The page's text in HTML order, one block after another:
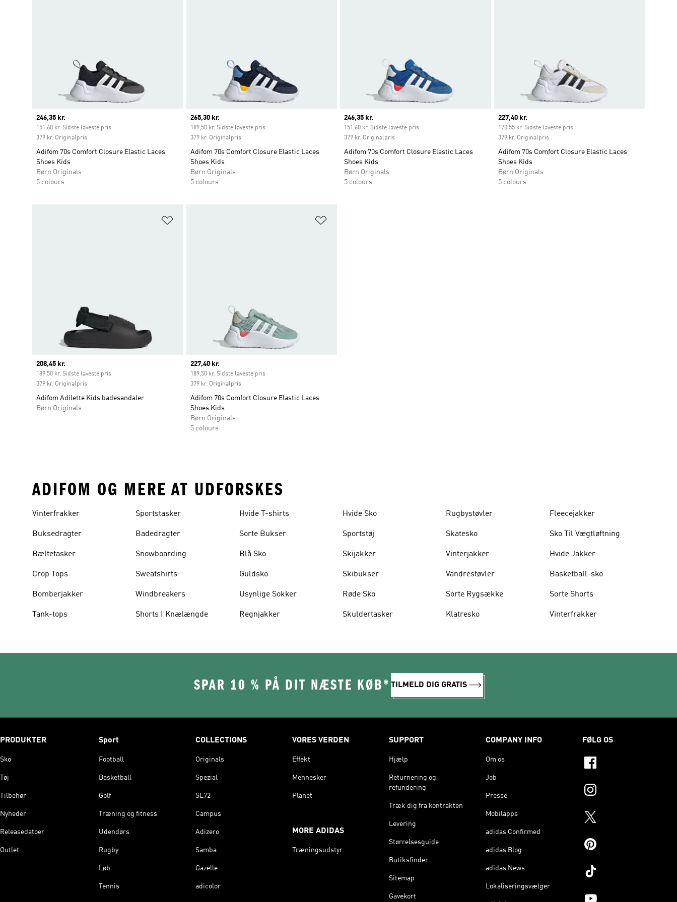
Current price
246,35 kr.
151,60 kr. Sidste laveste pris
379 kr. Originalpris
Adifom 70s Comfort Closure Elastic Laces
Shoes Kids
Børn Originals
5 colours
Current price
265,30 kr.
189,50 kr. Sidste laveste pris
379 kr. Originalpris
Adifom 70s Comfort Closure Elastic Laces
Shoes Kids
Børn Originals
5 colours
Current price
246,35 kr.
151,60 kr. Sidste laveste pris
379 kr. Originalpris
Adifom 70s Comfort Closure Elastic Laces
Shoes Kids
Børn Originals
5 colours
Current price
227,40 kr.
170,55 kr. Sidste laveste pris
379 kr. Originalpris
Adifom 70s Comfort Closure Elastic Laces
Shoes Kids
Børn Originals
5 colours
Current price
208,45 kr.
189,50 kr. Sidste laveste pris
379 kr. Originalpris
Adifom Adilette Kids badesandaler
Børn Originals
Current price
227,40 kr.
189,50 kr. Sidste laveste pris
379 kr. Originalpris
Adifom 70s Comfort Closure Elastic Laces
Shoes Kids
Børn Originals
5 colours
ADIFOM OG MERE AT UDFORSKES
Vinterfrakker
Buksedragter
Bæltetasker
Crop Tops
Bomberjakker
Tank-tops
Sportstasker
Badedragter
Snowboarding
Sweatshirts
Windbreakers
Shorts I Knælængde
Hvide T-shirts
Sorte Bukser
Blå Sko
Guldsko
Usynlige Sokker
Regnjakker
Hvide Sko
Sportstøj
Skijakker
Skibukser
Røde Sko
Skuldertasker
Rugbystøvler
Skatesko
Vinterjakker
Vandrestøvler
Sorte Rygsække
Klatresko
Fleecejakker
Sko Til Vægtløftning
Hvide Jakker
Basketball-sko
Sorte Shorts
Vinterfrakker
SPAR 10 % PÅ DIT NÆSTE KØB* TILMELD DIG GRATIS
PRODUKTER
Sko
Tøj
Tilbehør
Nyheder
Releasedatoer
Outlet
Sport
Football
Basketball
Golf
Træning og fitness
Udendørs
Rugby
Løb
Tennis
COLLECTIONS
Originals
Spezial
SL72
Campus
Adizero
Samba
Gazelle
adicolor
VORES VERDEN
Effekt
Mennesker
Planet
MORE ADIDAS
Træningsudstyr
SUPPORT
Hjælp
Returnering og
refundering
Træk dig fra kontrakten
Levering
Størrelsesguide
Butiksfinder
Sitemap
Gavekort
COMPANY INFO
Om os
Job
Presse
Mobilapps
adidas Confirmed
adidas Blog
adidas News
Lokaliseringsvælger
FØLG OS